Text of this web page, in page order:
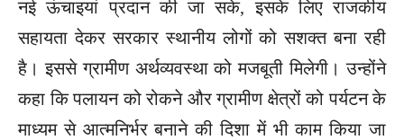
नई ऊंचाइयां प्रदान की जा सके, इसके लिए राजकीय
सहायता देकर सरकार स्थानीय लोगों को सशक्त बना रही
है। इससे ग्रामीण अर्थव्यवस्था को मजबूती मिलेगी। उन्होंने
कहा कि पलायन को रोकने और ग्रामीण क्षेत्रों को पर्यटन के
माध्यम से आत्मनिर्भर बनाने की दिशा में भी काम किया जा